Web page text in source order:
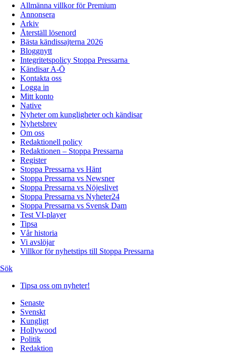
Allmänna villkor för Premium
Annonsera
Arkiv
Återställ lösenord
Bästa kändissajterna 2026
Bloggnytt
Integritetspolicy Stoppa Pressarna
Kändisar A-Ö
Kontakta oss
Logga in
Mitt konto
Native
Nyheter om kungligheter och kändisar
Nyhetsbrev
Om oss
Redaktionell policy
Redaktionen – Stoppa Pressarna
Register
Stoppa Pressarna vs Hänt
Stoppa Pressarna vs Newsner
Stoppa Pressarna vs Nöjeslivet
Stoppa Pressarna vs Nyheter24
Stoppa Pressarna vs Svensk Dam
Test VI-player
Tipsa
Vår historia
Vi avslöjar
Villkor för nyhetstips till Stoppa Pressarna
Sök
Tipsa oss om nyheter!
Senaste
Svenskt
Kungligt
Hollywood
Politik
Redaktion